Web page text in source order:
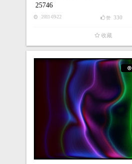
25746
2011-09-22 赞 330
收藏